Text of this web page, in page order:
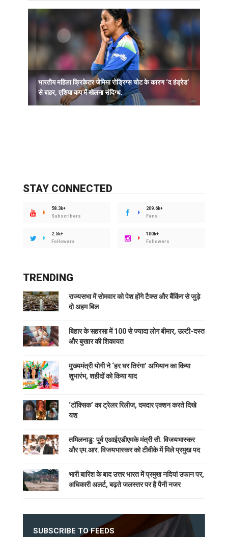
भारतीय महिला क्रिकेटर जेमिमा रोड्रिग्स चोट के कारण ‘द हंड्रेड’
से बाहर, एशिया कप में खेलना संदिग्ध.
STAY CONNECTED
58.3k+
Subscribers
209.6k+
Fans
2.5k+
Followers
100k+
Followers
TRENDING
राज्यसभा में सोमवार को पेश होंगे टैक्स और बैंकिंग से जुड़े
दो अहम बिल
बिहार के सहरसा में 100 से ज्यादा लोग बीमार, उल्टी-दस्त
और बुखार की शिकायत
मुख्यमंत्री योगी ने ‘हर घर तिरंगा’ अभियान का किया
शुभारंभ, शहीदों को किया याद
‘टॉक्सिक’ का ट्रेलर रिलीज, दमदार एक्शन करते दिखे
यश
तमिलनाडु: पूर्व एआईएडीएमके मंत्री सी. विजयभास्कर
और एम.आर. विजयभास्कर को टीवीके में मिले प्रमुख पद
भारी बारिश के बाद उत्तर भारत में प्रमुख नदियां उफान पर,
अधिकारी अलर्ट, बढ़ते जलस्तर पर है पैनी नजर
SUBSCRIBE TO FEEDS